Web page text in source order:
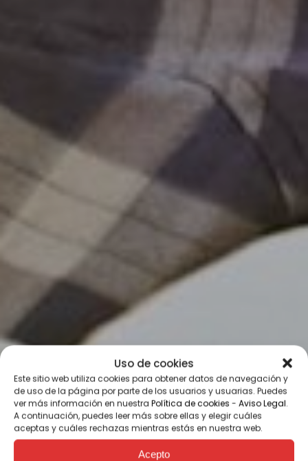
Uso de cookies
Este sitio web utiliza cookies para obtener datos de navegación y
de uso de la página por parte de los usuarios y usuarias. Puedes
ver más información en nuestra Política de cookies - Aviso Legal.
A continuación, puedes leer más sobre ellas y elegir cuáles
aceptas y cuáles rechazas mientras estás en nuestra web.
Acepto